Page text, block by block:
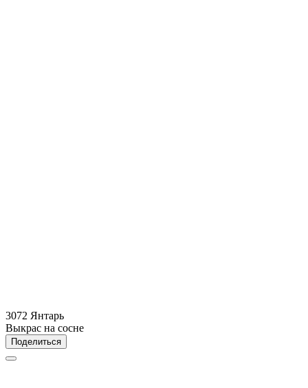
3072 Янтарь
Выкрас на сосне
Поделиться